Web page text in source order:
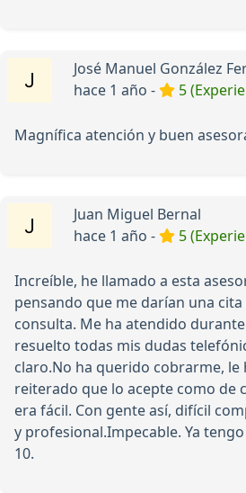
José Manuel González
hace 1 año -
5
Magnífica atención y buen
Juan Miguel Bernal
hace 1 año -
5
Increíble, he llamado a esta
pensando que me darían una
consulta. Me ha atendido
resuelto todas mis dudas
claro.No ha querido cobrarme, le
reiterado que lo acepte como de
era fácil. Con gente así, difícil
y profesional.Impecable. Ya
10.